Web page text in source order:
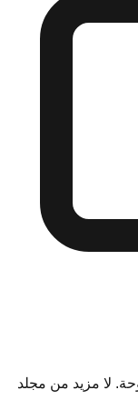
لا مزيد من مجلد